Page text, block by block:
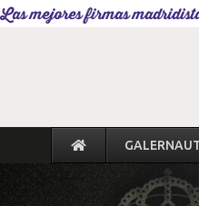
Las mejores firmas